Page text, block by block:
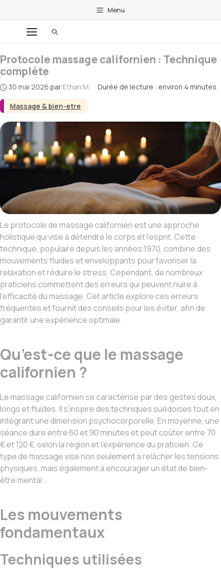
contenu
Menu
Menu
Massage & bien-etre
Protocole massage californien : Technique
complète
30 mai 2026 par Ethan M. · Durée de lecture : environ 4 minutes
Le protocole de massage californien est une approche
holistique qui vise à détendre le corps et l’esprit. Cette
technique, populaire depuis les années 1970, combine des
mouvements fluides et enveloppants pour favoriser la
relaxation et réduire le stress. Cependant, de nombreux
praticiens commettent des erreurs qui peuvent nuire à
l’efficacité du massage. Cet article explore ces erreurs
fréquentes et fournit des conseils pour les éviter, afin de
garantir une expérience optimale.
Qu’est-ce que le massage
californien ?
Le massage californien se caractérise par des gestes doux,
longs et fluides. Il s’inspire des techniques suédoises tout en
intégrant une dimension psychocorporelle. En moyenne, une
séance dure entre 60 et 90 minutes et peut coûter entre 70
€ et 120 €, selon la région et l’expérience du praticien. Ce
type de massage vise non seulement à relâcher les tensions
physiques, mais également à encourager un état de bien-
être mental.
Les mouvements
fondamentaux
Techniques utilisées